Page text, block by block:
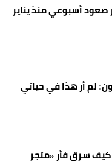
أسبوعي منذ يناير
لم أر هذا في حياتي
كيف سرق فأر «متجر